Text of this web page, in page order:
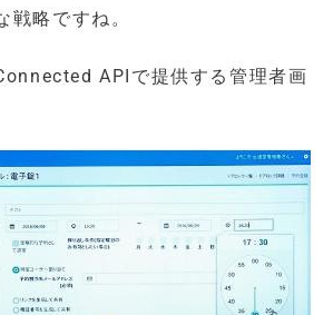
戦略ですね。
APIで提供する管理者画